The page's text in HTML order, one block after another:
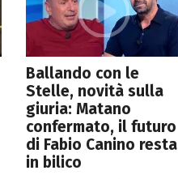
Ballando con le
Stelle, novità sulla
giuria: Matano
confermato, il futuro
di Fabio Canino resta
in bilico